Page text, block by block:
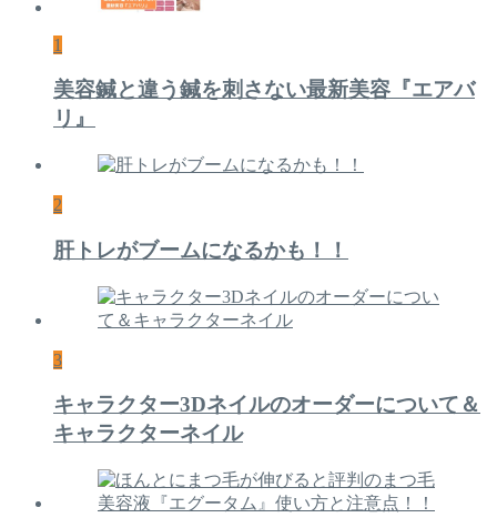
1
美容鍼と違う鍼を刺さない最新美容『エアバ
リ』
2
肝トレがブームになるかも！！
3
キャラクター3Dネイルのオーダーについて＆
キャラクターネイル